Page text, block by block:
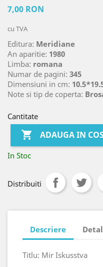
7,00 RON
cu TVA
Editura: Meridiane
An aparitie: 1980
Limba: romana
Numar de pagini: 345
Dimensiuni in cm:
Note si tip de coperta:
Cantitate
 ADAUGA IN
In Stoc
Distribuiti
Descriere
Titlu: Mir Iskusstva